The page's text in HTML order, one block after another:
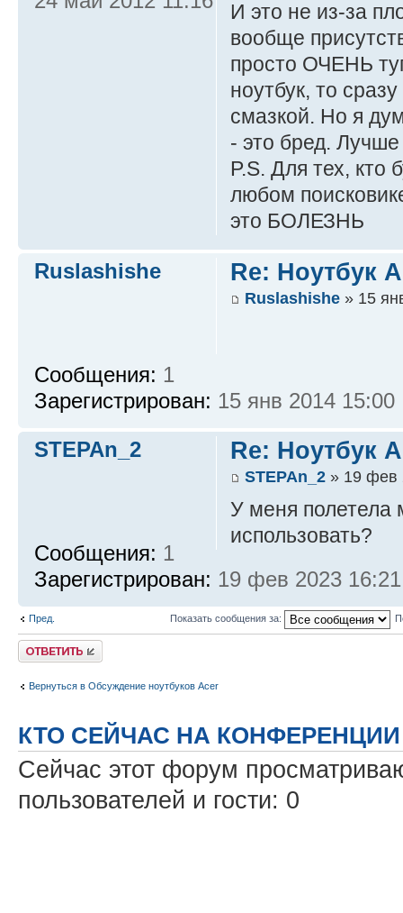
И это не из-за
вообще
просто ОЧЕНЬ
ноутбук, то
смазкой. Но я
- это бред. Лучше
P.S. Для тех, кто
любом
это БОЛЕЗНЬ
Re: Ноутбук
Ruslashishe» 15
Ruslashishe
Сообщения: 1
Зарегистрирован: 15 янв 2014 15:00
Re: Ноутбук
STEPAn_2» 19 фев
У меня полетела
использовать?
STEPAn_2
Сообщения: 1
Зарегистрирован: 19 фев 2023 16:21
Пред. Показать сообщения за:
Ответить
Вернуться в Обсуждение ноутбуков Acer
КТО СЕЙЧАС НА КОНФЕРЕНЦИИ
Сейчас этот форум
пользователей и гости: 0